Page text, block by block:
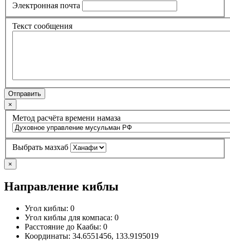
Электронная почта
Текст сообщения
Отправить
×
Метод расчёта времени намаза
Выбрать мазхаб
×
Направление киблы
Угол киблы: 0
Угол киблы для компаса: 0
Расстояние до Каабы: 0
Координаты: 34.6551456, 133.9195019